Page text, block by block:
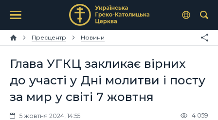
Пресцентр Новини
Глава УГКЦ закликає вірних
до участі у Дні молитви і посту
за мир у світі 7 жовтня
5 жовтня 2024, 14:55 4 059